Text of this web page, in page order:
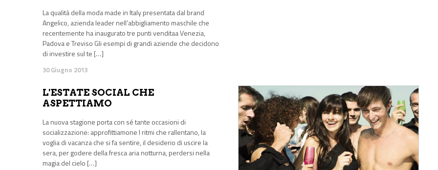
La qualità della moda made in Italy presentata dal brand
Angelico, azienda leader nell’abbigliamento maschile che
recentemente ha inaugurato tre punti venditaa Venezia,
Padova e Treviso Gli esempi di grandi aziende che decidono
di investire sul te […]
30 Giugno 2013
L'ESTATE SOCIAL CHE
ASPETTIAMO
La nuova stagione porta con sé tante occasioni di
socializzazione: approfittiamone I ritmi che rallentano, la
voglia di vacanza che si fa sentire, il desiderio di uscire la
sera, per godere della fresca aria notturna, perdersi nella
magia del cielo […]